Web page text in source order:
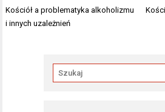
Nawigacja
wpisu
Kościół a problematyka alkoholizmu
i innych uzależnień